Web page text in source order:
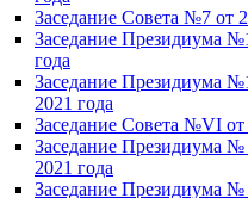
Заседание Совета №7 от
Заседание Президиума
года
Заседание Президиума
2021 года
Заседание Совета №VI от
Заседание Президиума №
2021 года
Заседание Президиума №